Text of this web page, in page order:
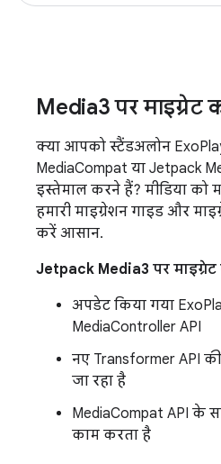
Media3 पर माइग्रेट
क्या आपको स्टैंडअलोन
MediaCompat या Jetpack
इस्तेमाल करने हैं? मीडिया को
हमारी माइग्रेशन गाइड और
करें आसान.
Jetpack Media3 पर
अपडेट किया गया
MediaController API
नए Transformer API
जा रहा है
MediaCompat API के
काम करता है